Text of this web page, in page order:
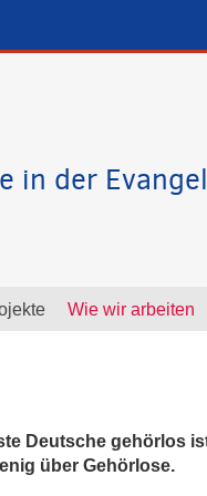
in der
Wie wir arbeiten
Deutsche gehörlos
über Gehörlose.